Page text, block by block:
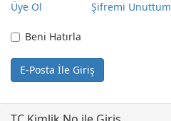
Üye Ol Şifremi Unuttum
Beni Hatırla